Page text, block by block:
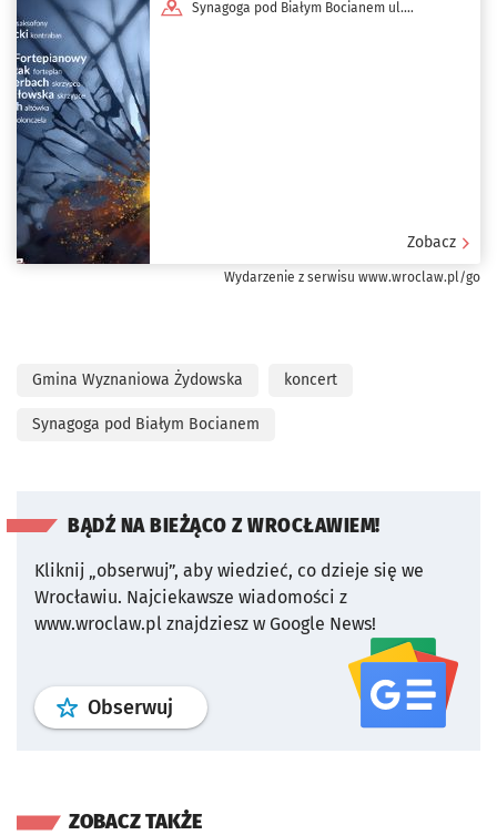
Synagoga pod Białym Bocianem ul.
Zobacz
Wydarzenie z serwisu www.wroclaw.pl/go
Gmina Wyznaniowa Żydowska koncert
Synagoga pod Białym Bocianem
BĄDŹ NA BIEŻĄCO Z WROCŁAWIEM!
Kliknij „obserwuj”, aby wiedzieć, co dzieje się we
Wrocławiu. Najciekawsze wiadomości z
www.wroclaw.pl znajdziesz w Google News!
Obserwuj profil serwisu
ZOBACZ TAKŻE